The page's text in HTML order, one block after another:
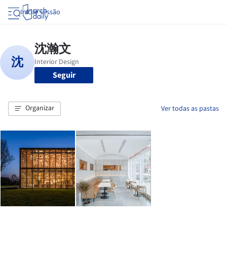
Iniciar sessão
Seguir
Organizar Ver todas as pastas